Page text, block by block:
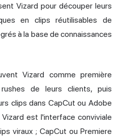
Vizard pour découper leurs
en clips réutilisables de
à la base de connaissances
Vizard comme première
de leurs clients, puis
clips dans CapCut ou Adobe
est l'interface conviviale
viraux ; CapCut ou Premiere